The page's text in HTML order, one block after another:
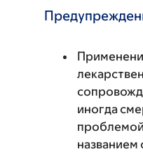
иногда
названием